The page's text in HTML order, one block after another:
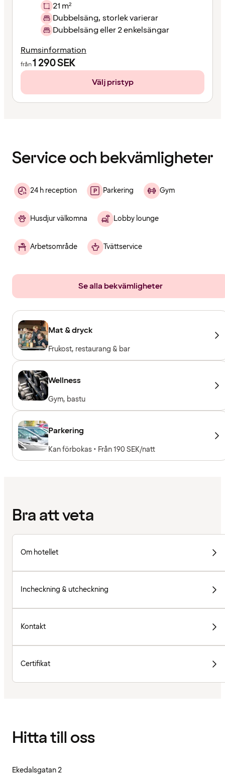
21 m²
Dubbelsäng, storlek varierar
Dubbelsäng eller 2 enkelsängar
Rumsinformation
från1 290SEK
Välj pristyp
Service och bekvämligheter
24 h reception Parkering Gym
Husdjur välkomna Lobby lounge
Arbetsområde Tvättservice
Se alla bekvämligheter
Mat & dryck
Frukost, restaurang & bar
Wellness
Gym, bastu
Parkering
Kan förbokas • Från 190 SEK/natt
Bra att veta
Om hotellet
Incheckning & utcheckning
Kontakt
Certifikat
Hitta till oss
Ekedalsgatan 2